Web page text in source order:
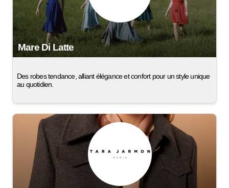
Mare Di Latte
Des robes tendance, alliant élégance et confort pour un style unique
au quotidien.